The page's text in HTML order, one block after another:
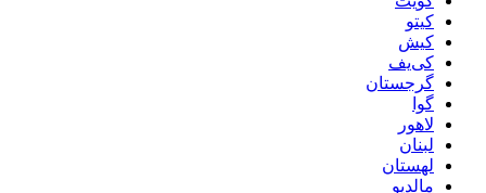
کیتو
کیش
کی‌یف
گرجستان
گوا
لاهور
لبنان
لهستان
مالدیو